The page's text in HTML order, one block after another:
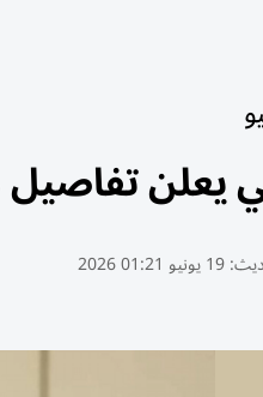
يعلن تفاصيل
19 يونيو 01:21 2026